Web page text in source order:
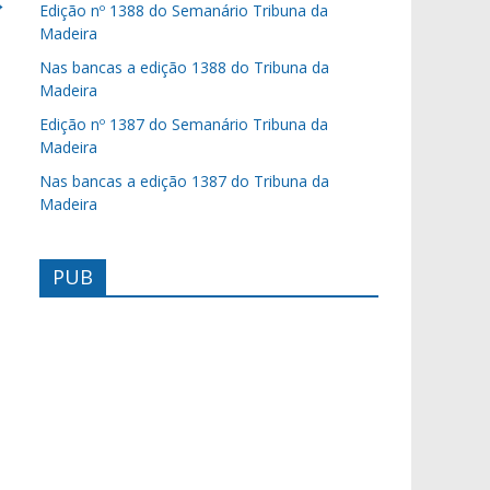
Edição nº 1388 do Semanário Tribuna da
Madeira
Nas bancas a edição 1388 do Tribuna da
Madeira
Edição nº 1387 do Semanário Tribuna da
Madeira
Nas bancas a edição 1387 do Tribuna da
Madeira
PUB